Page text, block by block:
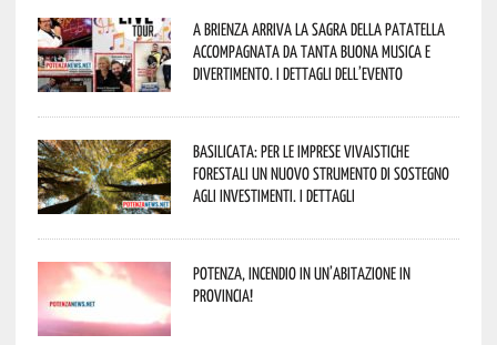
A Brienza arriva la Sagra della Patatella
accompagnata da tanta buona musica e
divertimento. I dettagli dell’evento
Basilicata: per le imprese vivaistiche
forestali un nuovo strumento di sostegno
agli investimenti. I dettagli
Potenza, incendio in un’abitazione in
provincia!